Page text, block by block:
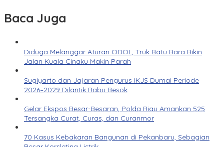
Baca Juga
Diduga Melanggar Aturan ODOL, Truk Batu Bara Bikin
Jalan Kuala Cinaku Makin Parah
Sugiyarto dan Jajaran Pengurus IKJS Dumai Periode
2026–2029 Dilantik Rabu Besok
Gelar Ekspos Besar-Besaran, Polda Riau Amankan 525
Tersangka Curat, Curas, dan Curanmor
70 Kasus Kebakaran Bangunan di Pekanbaru, Sebagian